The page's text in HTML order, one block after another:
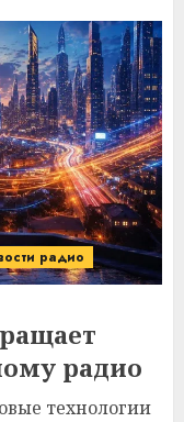
радио
радио
технологии